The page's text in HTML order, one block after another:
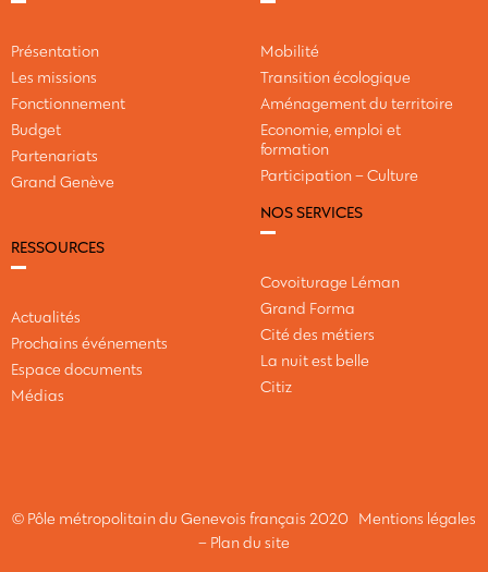
Présentation
Les missions
Fonctionnement
Budget
Partenariats
Grand Genève
Mobilité
Transition écologique
Aménagement du territoire
Economie, emploi et
formation
Participation – Culture
RESSOURCES
Actualités
Prochains événements
Espace documents
Médias
NOS SERVICES
Covoiturage Léman
Grand Forma
Cité des métiers
La nuit est belle
Citiz
© Pôle métropolitain du Genevois français 2020 Mentions légales
– Plan du site